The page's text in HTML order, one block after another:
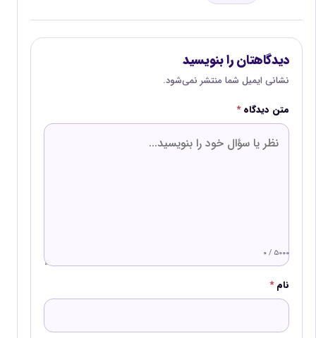
دیدگاهتان را بنویسید
نشانی ایمیل شما منتشر نمی‌شود.
متن دیدگاه*
۰ / ۵۰۰۰
نام*